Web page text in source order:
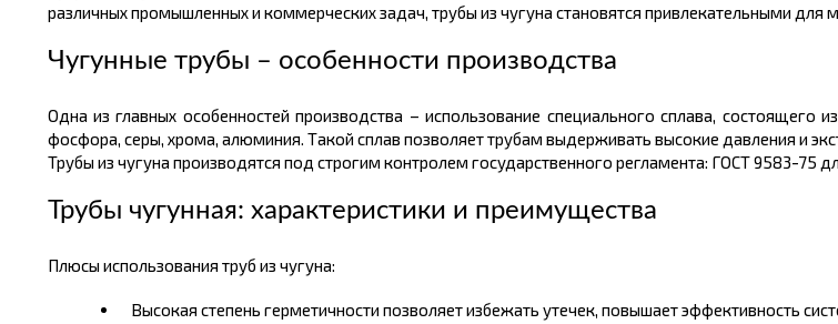
различных промышленных и коммерческих задач, трубы из чугуна становятся привлекательными для
Чугунные трубы – особенности производства
Одна из главных особенностей производства – использование специального сплава, состоящего
фосфора, серы, хрома, алюминия. Такой сплав позволяет трубам выдерживать высокие давления и
Трубы из чугуна производятся под строгим контролем государственного регламента: ГОСТ 9583-75
Трубы чугунная: характеристики и преимущества
Плюсы использования труб из чугуна:
Высокая степень герметичности позволяет избежать утечек, повышает эффективность